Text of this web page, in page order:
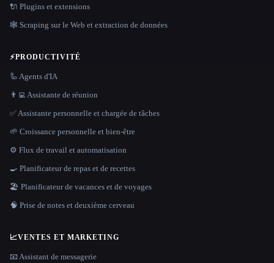
🔌 Plugins et extensions
🕸️ Scraping sur le Web et extraction de données
⚡PRODUCTIVITÉ
🦾 Agents d'IA
👨‍💻 Assistante de réunion
✅ Assistante personnelle et chargée de tâches
🌱 Croissance personnelle et bien-être
⚙️ Flux de travail et automatisation
🍳 Planificateur de repas et de recettes
🏖 Planificateur de vacances et de voyages
🧠 Prise de notes et deuxième cerveau
📈VENTES ET MARKETING
📧 Assistant de messagerie